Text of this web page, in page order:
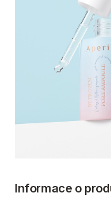
Informace o